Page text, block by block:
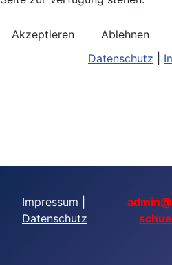
Impressum
Datenschutz
Akzeptieren
Ablehnen
Datenschutz